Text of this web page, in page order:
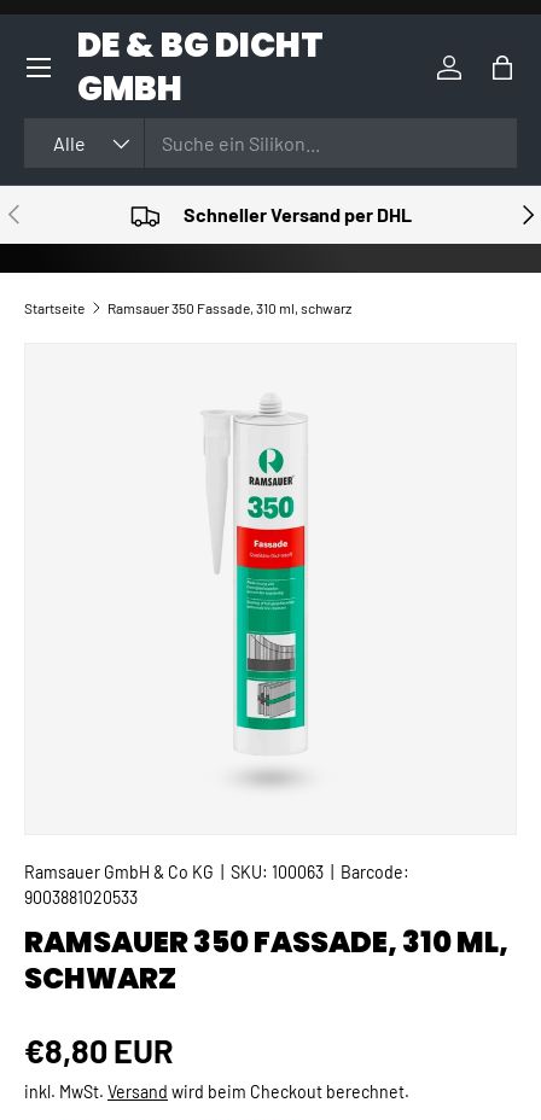
DIREKT ZUM INHALT
DE & BG DICHT
GMBH
Alle
Einloggen
VORHERIGE Schneller Versand per DHL
Startseite Ramsauer 350 Fassade, 310 ml, schwarz
Ramsauer GmbH & Co KG SKU: 100063
Barcode:
9003881020533
RAMSAUER 350 FASSADE, 310 ML,
SCHWARZ
Normaler Preis
€8,80 EUR
inkl. MwSt. Versand wird beim Checkout berechnet.